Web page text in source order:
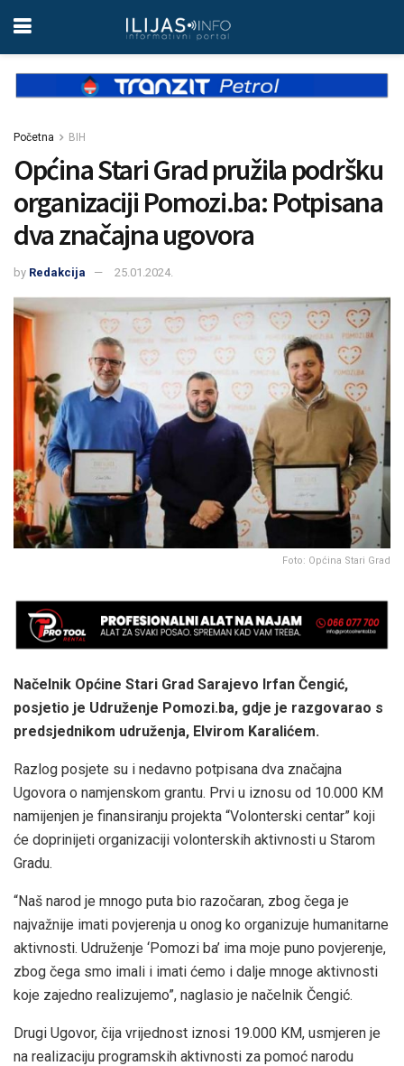
Početna BIH
Općina Stari Grad pružila podršku
organizaciji Pomozi.ba: Potpisana
dva značajna ugovora
by Redakcija 25.01.2024.
Foto: Općina Stari Grad
Načelnik Općine Stari Grad Sarajevo Irfan Čengić,
posjetio je Udruženje Pomozi.ba, gdje je razgovarao s
predsjednikom udruženja, Elvirom Karalićem.
Razlog posjete su i nedavno potpisana dva značajna
Ugovora o namjenskom grantu. Prvi u iznosu od 10.000 KM
namijenjen je finansiranju projekta “Volonterski centar” koji
će doprinijeti organizaciji volonterskih aktivnosti u Starom
Gradu.
“Naš narod je mnogo puta bio razočaran, zbog čega je
najvažnije imati povjerenja u onog ko organizuje humanitarne
aktivnosti. Udruženje ‘Pomozi ba’ ima moje puno povjerenje,
zbog čega smo imali i imati ćemo i dalje mnoge aktivnosti
koje zajedno realizujemo”, naglasio je načelnik Čengić.
Drugi Ugovor, čija vrijednost iznosi 19.000 KM, usmjeren je
na realizaciju programskih aktivnosti za pomoć narodu